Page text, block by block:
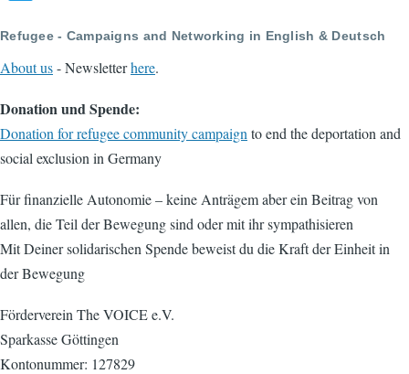
Refugee - Campaigns and Networking in English & Deutsch
About us- Newsletterhere.
Donation und Spende:
Donation for refugee community campaign to end the deportation and
social exclusion in Germany
Für finanzielle Autonomie – keine Anträgem aber ein Beitrag von
allen, die Teil der Bewegung sind oder mit ihr sympathisieren
Mit Deiner solidarischen Spende beweist du die Kraft der Einheit in
der Bewegung
Förderverein The VOICE e.V.
Sparkasse Göttingen
Kontonummer: 127829